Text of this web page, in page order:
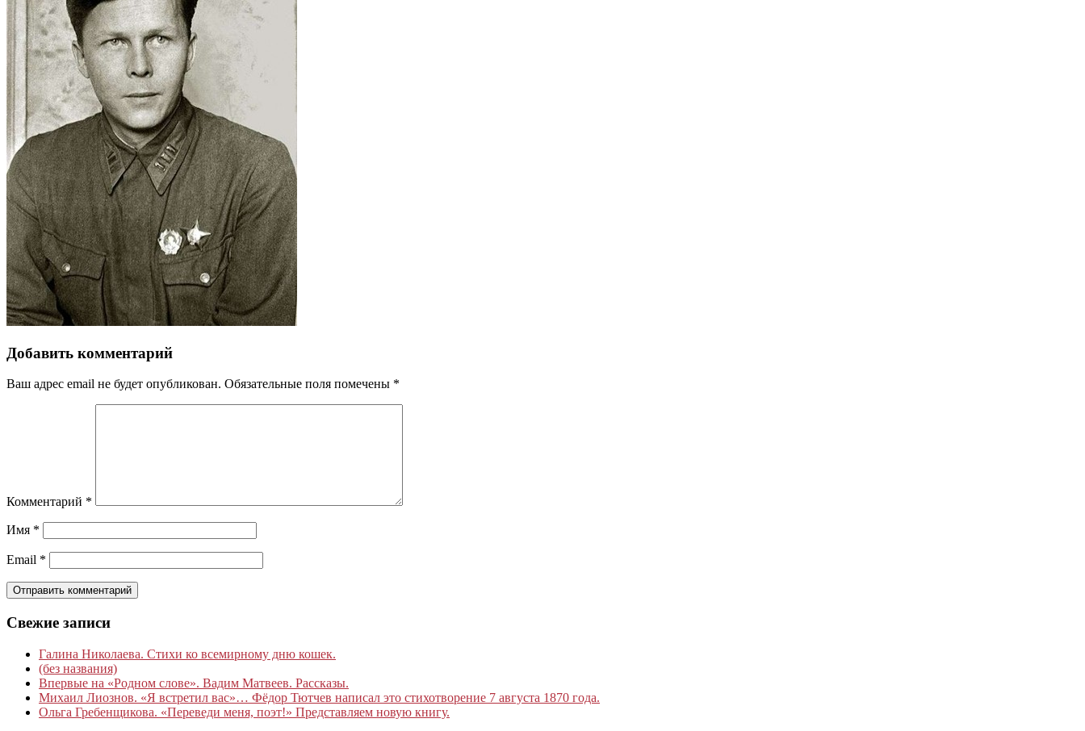
Добавить комментарий
Ваш адрес email не будет опубликован. Обязательные поля помечены *
Комментарий *
Имя *
Email *
Свежие записи
Галина Николаева. Стихи ко всемирному дню кошек.
(без названия)
Впервые на «Родном слове». Вадим Матвеев. Рассказы.
Михаил Лиознов. «Я встретил вас»… Фёдор Тютчев написал это стихотворение 7 августа 1870 года.
Ольга Гребенщикова. «Переведи меня, поэт!» Представляем новую книгу.